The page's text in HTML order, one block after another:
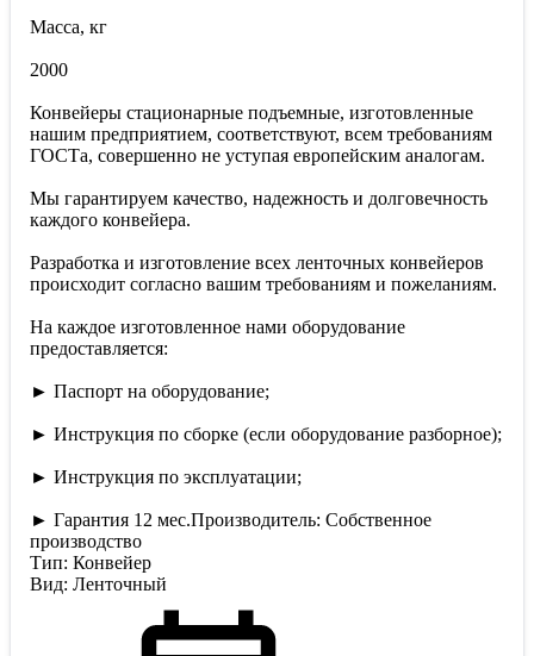
Масса, кг
2000
Конвейеры стационарные подъемные, изготовленные
нашим предприятием, соответствуют, всем требованиям
ГОСТа, совершенно не уступая европейским аналогам.
Мы гарантируем качество, надежность и долговечность
каждого конвейера.
Разработка и изготовление всех ленточных конвейеров
происходит согласно вашим требованиям и пожеланиям.
На каждое изготовленное нами оборудование
предоставляется:
► Паспорт на оборудование;
► Инструкция по сборке (если оборудование разборное);
► Инструкция по эксплуатации;
► Гарантия 12 мес.Производитель: Собственное
производство
Тип: Конвейер
Вид: Ленточный